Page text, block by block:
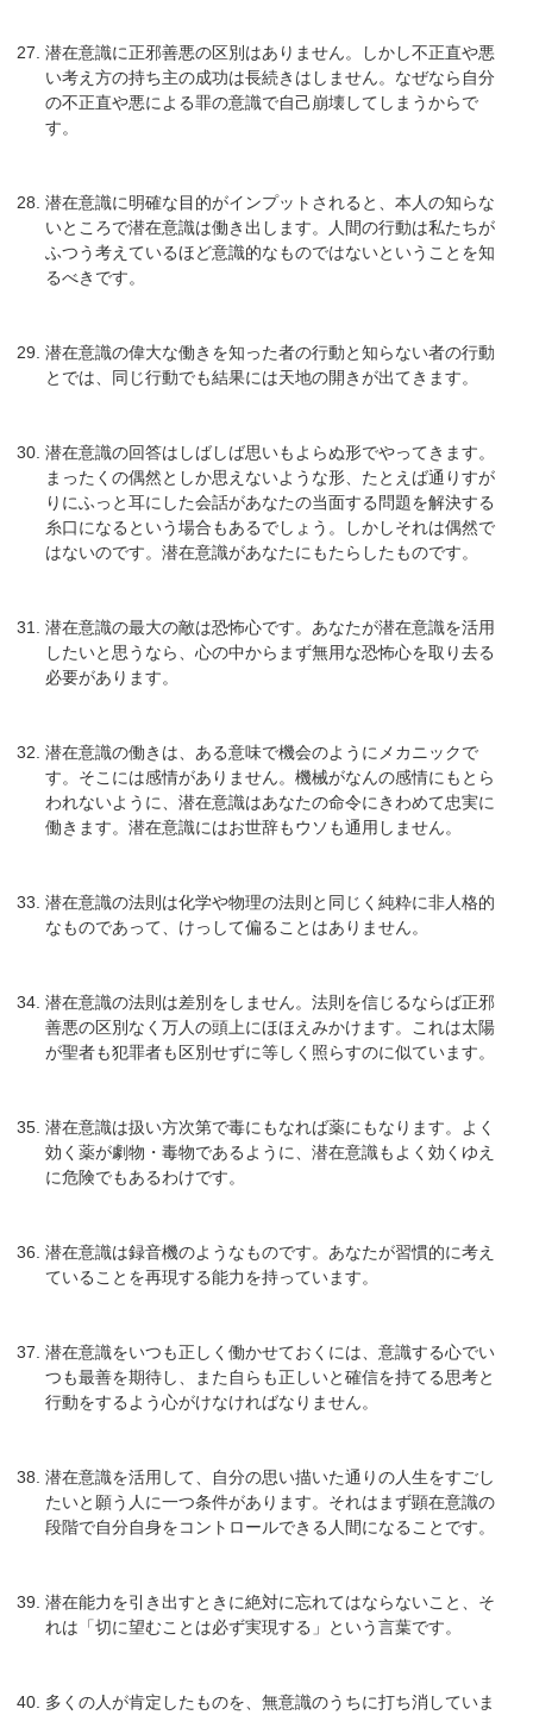
潜在意識に正邪善悪の区別はありません。しかし不正直や悪
い考え方の持ち主の成功は長続きはしません。なぜなら自分
の不正直や悪による罪の意識で自己崩壊してしまうからで
す。
潜在意識に明確な目的がインプットされると、本人の知らな
いところで潜在意識は働き出します。人間の行動は私たちが
ふつう考えているほど意識的なものではないということを知
るべきです。
潜在意識の偉大な働きを知った者の行動と知らない者の行動
とでは、同じ行動でも結果には天地の開きが出てきます。
潜在意識の回答はしばしば思いもよらぬ形でやってきます。
まったくの偶然としか思えないような形、たとえば通りすが
りにふっと耳にした会話があなたの当面する問題を解決する
糸口になるという場合もあるでしょう。しかしそれは偶然で
はないのです。潜在意識があなたにもたらしたものです。
潜在意識の最大の敵は恐怖心です。あなたが潜在意識を活用
したいと思うなら、心の中からまず無用な恐怖心を取り去る
必要があります。
潜在意識の働きは、ある意味で機会のようにメカニックで
す。そこには感情がありません。機械がなんの感情にもとら
われないように、潜在意識はあなたの命令にきわめて忠実に
働きます。潜在意識にはお世辞もウソも通用しません。
潜在意識の法則は化学や物理の法則と同じく純粋に非人格的
なものであって、けっして偏ることはありません。
潜在意識の法則は差別をしません。法則を信じるならば正邪
善悪の区別なく万人の頭上にほほえみかけます。これは太陽
が聖者も犯罪者も区別せずに等しく照らすのに似ています。
潜在意識は扱い方次第で毒にもなれば薬にもなります。よく
効く薬が劇物・毒物であるように、潜在意識もよく効くゆえ
に危険でもあるわけです。
潜在意識は録音機のようなものです。あなたが習慣的に考え
ていることを再現する能力を持っています。
潜在意識をいつも正しく働かせておくには、意識する心でい
つも最善を期待し、また自らも正しいと確信を持てる思考と
行動をするよう心がけなければなりません。
潜在意識を活用して、自分の思い描いた通りの人生をすごし
たいと願う人に一つ条件があります。それはまず顕在意識の
段階で自分自身をコントロールできる人間になることです。
潜在能力を引き出すときに絶対に忘れてはならないこと、そ
れは「切に望むことは必ず実現する」という言葉です。
多くの人が肯定したものを、無意識のうちに打ち消していま